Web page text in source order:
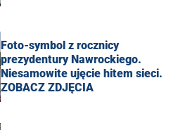
Foto-symbol z rocznicy
prezydentury Nawrockiego.
Niesamowite ujęcie hitem sieci.
ZOBACZ ZDJĘCIA